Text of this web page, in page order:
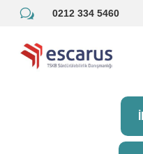
w 0212 334 5460